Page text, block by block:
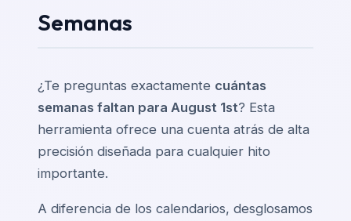
Semanas
¿Te preguntas exactamente cuántas
semanas faltan para August 1st? Esta
herramienta ofrece una cuenta atrás de alta
precisión diseñada para cualquier hito
importante.
A diferencia de los calendarios, desglosamos